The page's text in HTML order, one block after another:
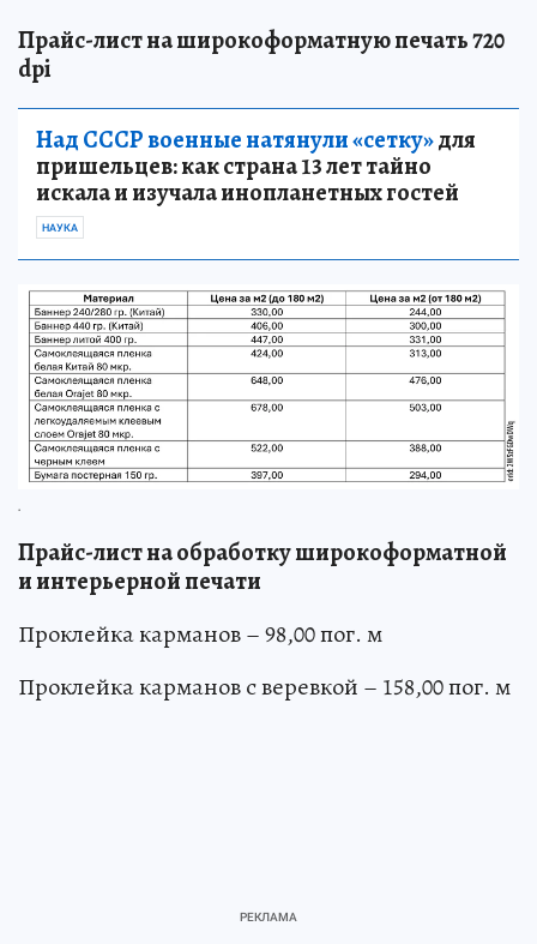
Прайс-лист на широкоформатную печать 720
dpi
Над СССР военные натянули «сетку»для
пришельцев: как страна 13 лет тайно
искала и изучала инопланетных гостей
НАУКА
.
Прайс-лист на обработку широкоформатной
и интерьерной печати
Проклейка карманов – 98,00 пог. м
Проклейка карманов с веревкой – 158,00 пог. м